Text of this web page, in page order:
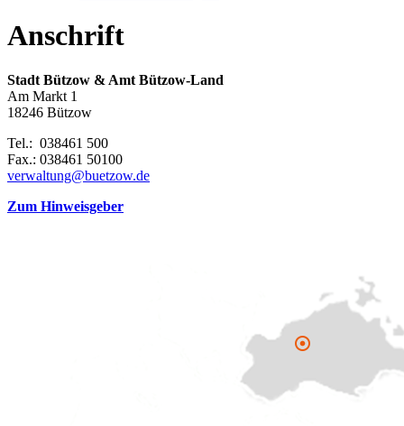
Anschrift
Stadt Bützow & Amt Bützow-Land
Am Markt 1
18246 Bützow
Tel.: 038461 500
Fax.: 038461 50100
verwaltung@buetzow.de
Zum Hinweisgeber